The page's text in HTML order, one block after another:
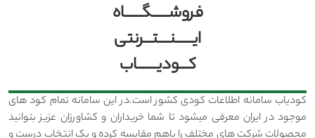
فروشــــــگــــــاه
ایــــــنــــتـــرنتی
کـــودیـــــــاب
کودیاب سامانه اطلاعات کودی کشور است.در این سامانه تمام کود های
موجود در ایران معرفی میشود تا شما خریداران و کشاورزان عزیز بتوانید